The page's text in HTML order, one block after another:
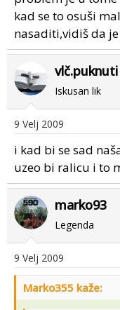
kad se to osuši
nasaditi,vidiš da
vlč.puknuti
Iskusan lik
9 Velj 2009
i kad bi se sad
uzeo bi ralicu i to
marko93
Legenda
9 Velj 2009
Marko355 kaže: